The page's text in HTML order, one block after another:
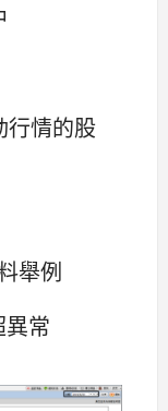
行情的股
舉例
常